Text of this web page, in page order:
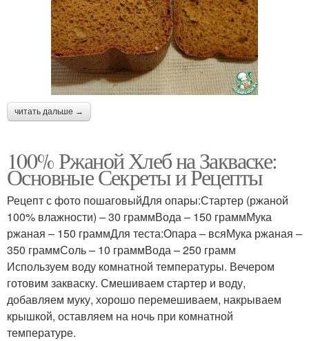
читать дальше →
100% Ржаной Хлеб на Закваске:
Основные Секреты и Рецепты
Рецепт с фото пошаговыйДля опары:Стартер (ржаной
100% влажности) – 30 граммВода – 150 граммМука
ржаная – 150 граммДля теста:Опара – всяМука ржаная –
350 граммСоль – 10 граммВода – 250 грамм
Используем воду комнатной температуры. Вечером
готовим закваску. Смешиваем стартер и воду,
добавляем муку, хорошо перемешиваем, накрываем
крышкой, оставляем на ночь при комнатной
температуре.